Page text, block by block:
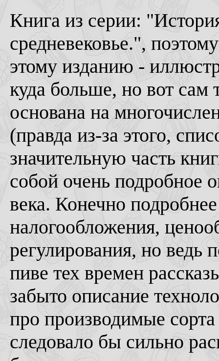
Книга из серии:
средневековье.",
этому изданию -
куда больше, но вот сам
основана на
(правда из-за этого,
значительную часть
собой очень подробное
века. Конечно
налогообложения,
регулирования, но ведь
пиве тех времен
забыто описание
про производимые
следовало бы сильно